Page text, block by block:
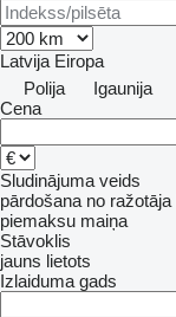
Latvija Eiropa
Polija
Igaunija
Cena
Sludinājuma veids
pārdošana no ražotāja
piemaksu maiņa
Stāvoklis
jauns lietots
Izlaiduma gads